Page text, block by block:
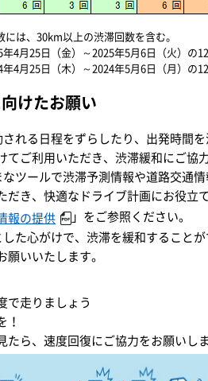
は、30km以上の渋滞回数を含む。
4月25日（金）～2025年5月6日（火）の12
4月25日（木）～2024年5月6日（月）の12
けたお願い
れる日程をずらしたり、出発時間
てご利用いただき、渋滞緩和にご協
ツールで渋滞予測情報や道路交通
だき、快適なドライブ計画にお役立
報の提供
」をご参照ください。
た心がけで、渋滞を緩和すること
いいたします。
で走りましょう
！
たら、速度回復にご協力をお願いし